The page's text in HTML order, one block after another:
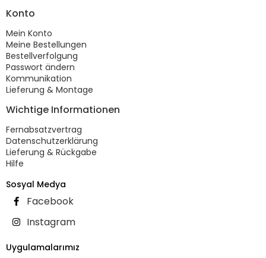
Konto
Mein Konto
Meine Bestellungen
Bestellverfolgung
Passwort ändern
Kommunikation
Lieferung & Montage
Wichtige Informationen
Fernabsatzvertrag
Datenschutzerklärung
Lieferung & Rückgabe
Hilfe
Sosyal Medya
Facebook
Instagram
Uygulamalarımız